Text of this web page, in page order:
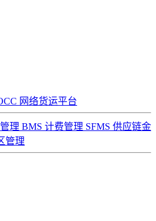
网络货运平台
理 BMS 计费管理 SFMS 供应链金
管理